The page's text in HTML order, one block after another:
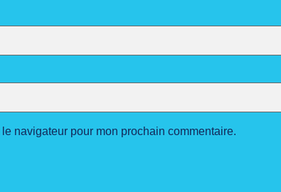
navigateur pour mon prochain commentaire.